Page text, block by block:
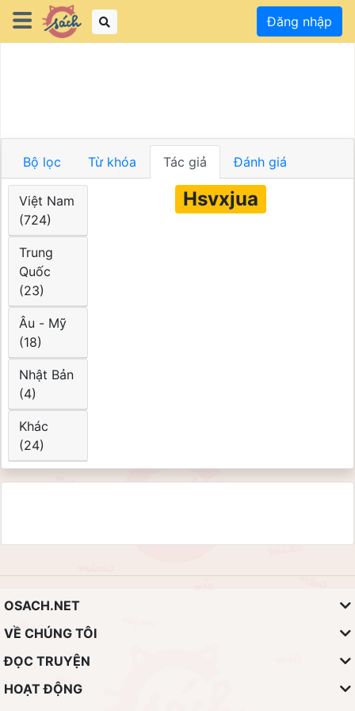
Đăng nhập
Bộ lọc Từ khóa Tác giả Đánh giá
Việt Nam
(724)
Trung
Quốc
(23)
Âu - Mỹ
(18)
Nhật Bản
(4)
Khác
(24)
Hsvxjua
OSACH.NET
VỀ CHÚNG TÔI
ĐỌC TRUYỆN
HOẠT ĐỘNG